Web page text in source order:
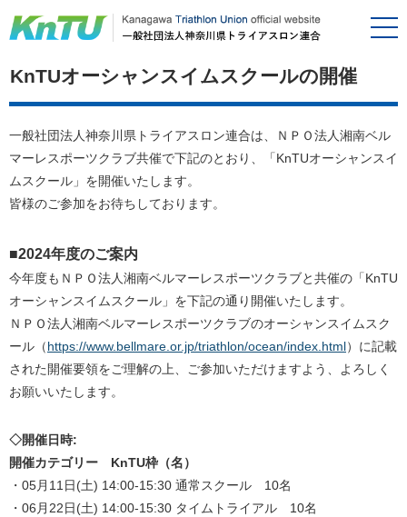
KnTUオーシャンスイムスクールの開催
一般社団法人神奈川県トライアスロン連合は、ＮＰＯ法人湘南ベル
マーレスポーツクラブ共催で下記のとおり、「KnTUオーシャンスイ
ムスクール」を開催いたします。
皆様のご参加をお待ちしております。
■2024年度のご案内
今年度もＮＰＯ法人湘南ベルマーレスポーツクラブと共催の「KnTU
オーシャンスイムスクール」を下記の通り開催いたします。
ＮＰＯ法人湘南ベルマーレスポーツクラブのオーシャンスイムスク
ール（https://www.bellmare.or.jp/triathlon/ocean/index.html）に記載
された開催要領をご理解の上、ご参加いただけますよう、よろしく
お願いいたします。
◇開催日時:
開催カテゴリー KnTU枠（名）
・05月11日(土) 14:00-15:30 通常スクール 10名
・06月22日(土) 14:00-15:30 タイムトライアル 10名